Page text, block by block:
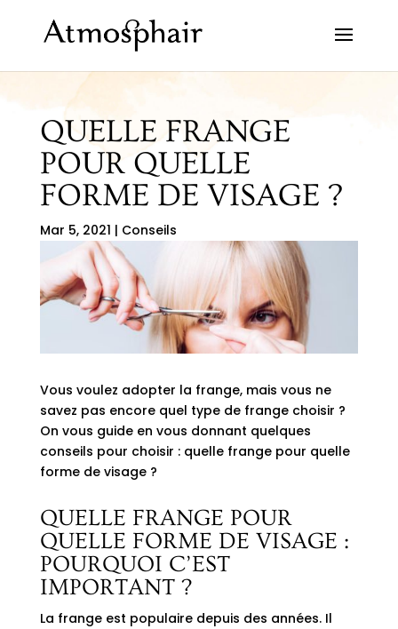
QUELLE FRANGE
POUR QUELLE
FORME DE VISAGE ?
Mar 5, 2021 | Conseils
Vous voulez adopter la frange, mais vous ne
savez pas encore quel type de frange choisir ?
On vous guide en vous donnant quelques
conseils pour choisir : quelle frange pour quelle
forme de visage ?
QUELLE FRANGE POUR
QUELLE FORME DE VISAGE :
POURQUOI C’EST
IMPORTANT ?
La frange est populaire depuis des années. Il